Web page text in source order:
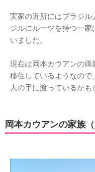
実家の近所にはブラジル
ジルにルーツを持つ一
いました。
現在は岡本カウアンの
移住しているようなの
人の手に渡っているかも
岡本カウアンの家族（